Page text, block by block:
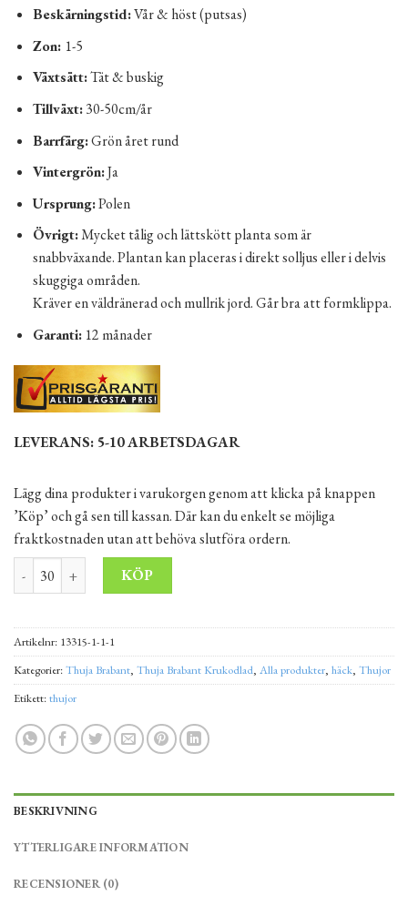
Beskärningstid:Vår & höst (putsas)
Zon: 1-5
Växtsätt:Tät & buskig
Tillväxt:30-50cm/år
Barrfärg:Grön året rund
Vintergrön:Ja
Ursprung:Polen
Övrigt:Mycket tålig och lättskött planta som är
snabbväxande. Plantan kan placeras i direkt solljus eller i delvis
skuggiga områden.
Kräver en väldränerad och mullrik jord. Går bra att formklippa.
Garanti:12 månader
LEVERANS: 5-10 ARBETSDAGAR
Lägg dina produkter i varukorgen genom att klicka på knappen
’Köp’ och gå sen till kassan. Där kan du enkelt se möjliga
fraktkostnaden utan att behöva slutföra ordern.
Thuja Brabant 140-160 cm Krukodlad 7-12L “Premium” mängd
KÖP
Artikelnr: 13315-1-1-1
Kategorier:Thuja Brabant, Thuja Brabant Krukodlad, Alla produkter, häck, Thujor
Etikett:thujor
BESKRIVNING
YTTERLIGARE INFORMATION
RECENSIONER (0)